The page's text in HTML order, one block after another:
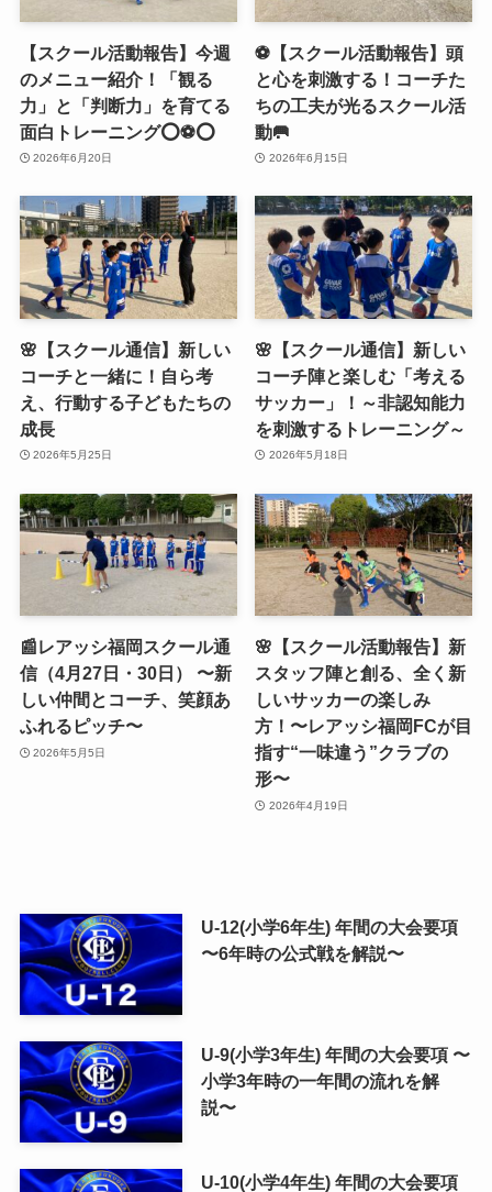
【スクール活動報告】今週
のメニュー紹介！「観る
力」と「判断力」を育てる
面白トレーニング⭕️⚽️⭕️
2026年6月20日
⚽️【スクール活動報告】頭
と心を刺激する！コーチた
ちの工夫が光るスクール活
動🥅
2026年6月15日
🌸【スクール通信】新しい
コーチと一緒に！自ら考
え、行動する子どもたちの
成長
2026年5月25日
🌸【スクール通信】新しい
コーチ陣と楽しむ「考える
サッカー」！～非認知能力
を刺激するトレーニング～
2026年5月18日
📰レアッシ福岡スクール通
信（4月27日・30日） 〜新
しい仲間とコーチ、笑顔あ
ふれるピッチ〜
2026年5月5日
🌸【スクール活動報告】新
スタッフ陣と創る、全く新
しいサッカーの楽しみ
方！〜レアッシ福岡FCが目
指す“一味違う”クラブの
形〜
2026年4月19日
U-12(小学6年生) 年間の大会要項
〜6年時の公式戦を解説〜
U-9(小学3年生) 年間の大会要項 〜
小学3年時の一年間の流れを解
説〜
U-10(小学4年生) 年間の大会要項